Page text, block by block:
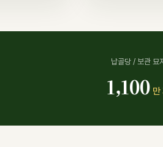
납골당 / 보관 묘
1,100 만